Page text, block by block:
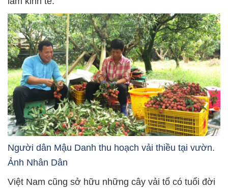
Người dân Mậu Danh thu hoạch vải thiều tại vườn.
Ảnh Nhân Dân
Việt Nam cũng sở hữu những cây vải tổ có tuổi đời